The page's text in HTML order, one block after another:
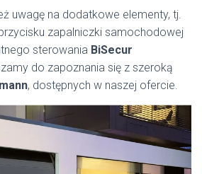
uwagę na dodatkowe elementy, tj.
zapalniczki samochodowej
sterowania BiSecur
do zapoznania się z szeroką
, dostępnych w naszej ofercie.